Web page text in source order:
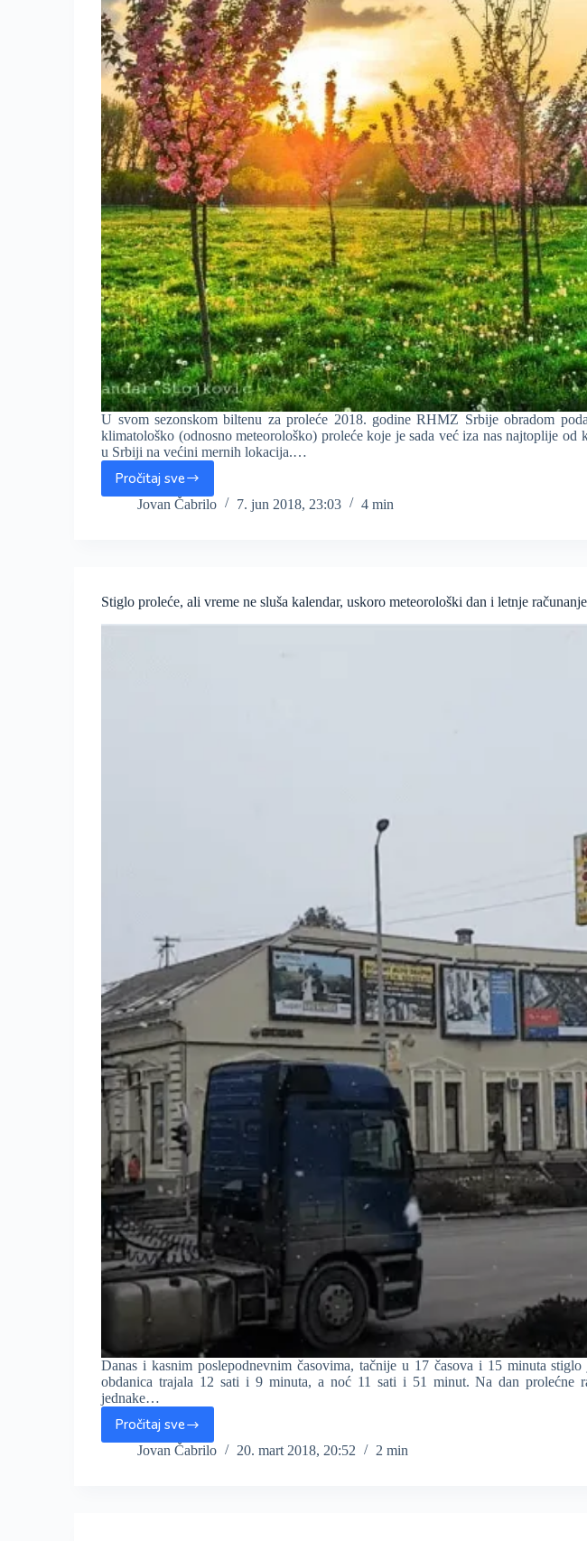
U svom sezonskom biltenu za proleće 2018. godine RHMZ Srbije obradom
klimatološko (odnosno meteorološko) proleće koje je sada već iza nas najtoplije od
u Srbiji na većini mernih lokacija.…
Pročitaj sveALARMANTNO?
Proleće
ISTORIJI
merenja
Jovan Čabrilo 7. jun 2018, 23:03 4 min
Stiglo proleće, ali vreme ne sluša kalendar, uskoro meteorološki dan i letnje
Danas i kasnim poslepodnevnim časovima, tačnije u 17 časova i 15 minuta
obdanica trajala 12 sati i 9 minuta, a noć 11 sati i 51 minut. Na dan prolećne
jednake…
Pročitaj sve
Stiglo
proleće,
Jovan Čabrilo 20. mart 2018, 20:52 2 min